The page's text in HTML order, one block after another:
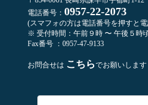
電話番号： 0957-22-2073
(スマフォの方は電話番号を押すと
※ 受付時間：午前９時 〜 午後５時
Fax番号 ：0957-47-9133
お問合せは こちらでお願いします